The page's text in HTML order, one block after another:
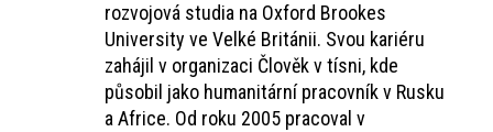
rozvojová studia na Oxford Brookes
University ve Velké Británii. Svou kariéru
zahájil v organizaci Člověk v tísni, kde
působil jako humanitární pracovník v Rusku
a Africe. Od roku 2005 pracoval v